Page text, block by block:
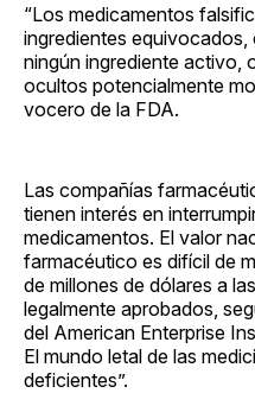
“Los medicamentos
ingredientes
ningún ingrediente activo,
ocultos potencialmente
vocero de la FDA.
Las compañías
tienen interés en
medicamentos. El valor
farmacéutico es difícil de
de millones de dólares a
legalmente aprobados,
del American Enterprise
El mundo letal de las
deficientes”.